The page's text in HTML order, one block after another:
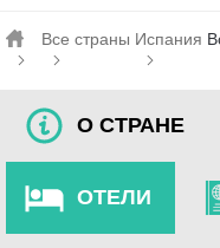
Все страны Испания
О СТРАНЕ
ОТЕЛИ